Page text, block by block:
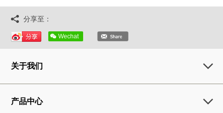
分享至：
Wechat
关于我们
产品中心